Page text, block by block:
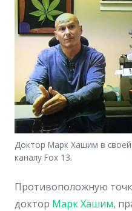
Доктор Марк Хашим в
каналу Fox 13.
Противоположную
доктор Марк Хашим,